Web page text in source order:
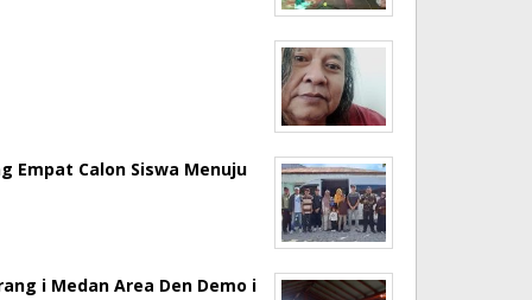
Empat Calon Siswa Menuju
i Medan Area Den Demo i